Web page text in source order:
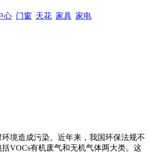
心 门窗 天花 家具 家电
境造成污染。近年来，我国环保法规不
VOCs有机废气和无机气体两大类。这